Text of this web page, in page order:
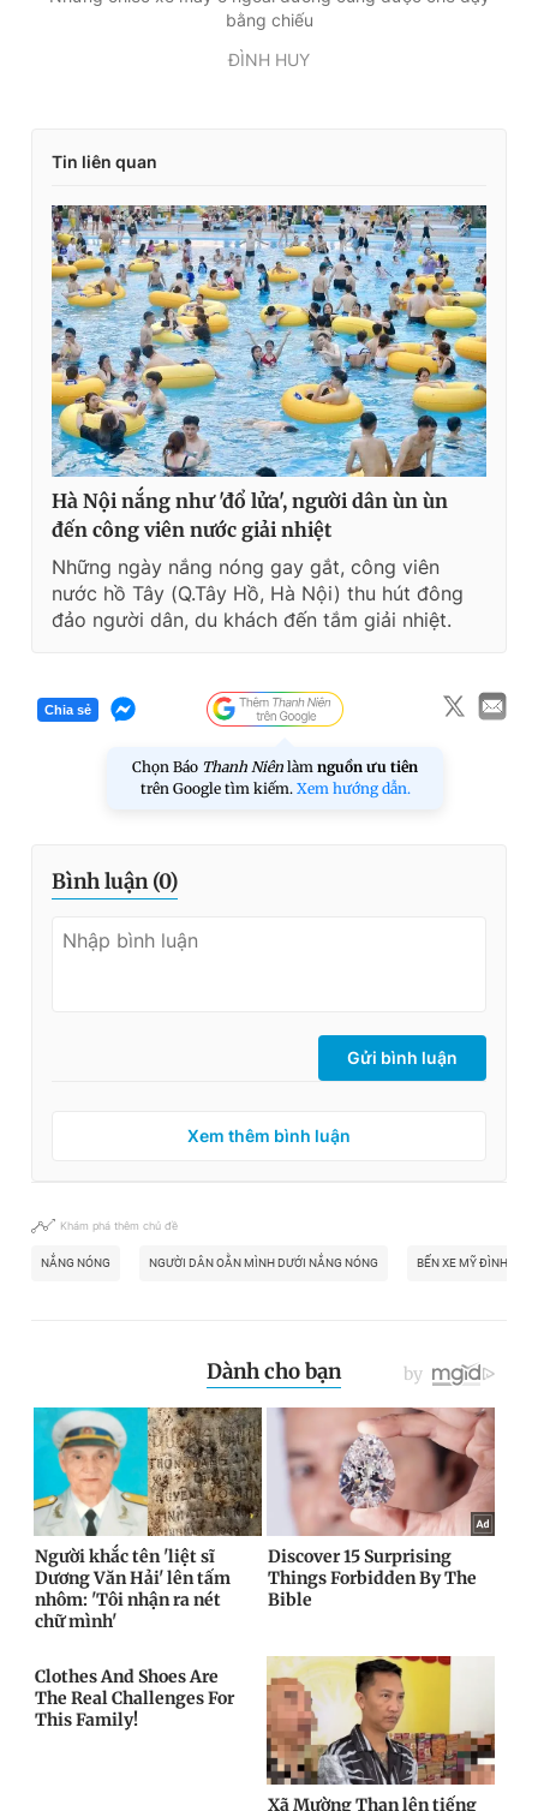
bằng chiếu
ĐÌNH HUY
Tin liên quan
Hà Nội nắng như 'đổ lửa', người dân ùn ùn
đến công viên nước giải nhiệt
Những ngày nắng nóng gay gắt, công viên
nước hồ Tây (Q.Tây Hồ, Hà Nội) thu hút đông
đảo người dân, du khách đến tắm giải nhiệt.
Chia sẻ
Chọn Báo Thanh Niên làm nguồn ưu tiên
trên Google tìm kiếm. Xem hướng dẫn.
Bình luận (0)
Gửi bình luận
Xem thêm bình luận
Khám phá thêm chủ đề
NẮNG NÓNG NGƯỜI DÂN OẰN MÌNH DƯỚI NẮNG NÓNG BẾN XE MỸ ĐÌNH